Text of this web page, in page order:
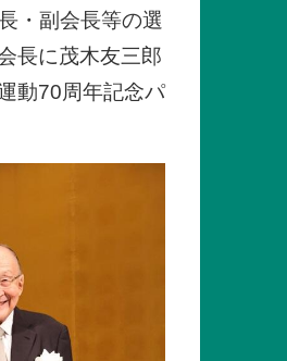
・副会長等の選
長に茂木友三郎
動70周年記念パ